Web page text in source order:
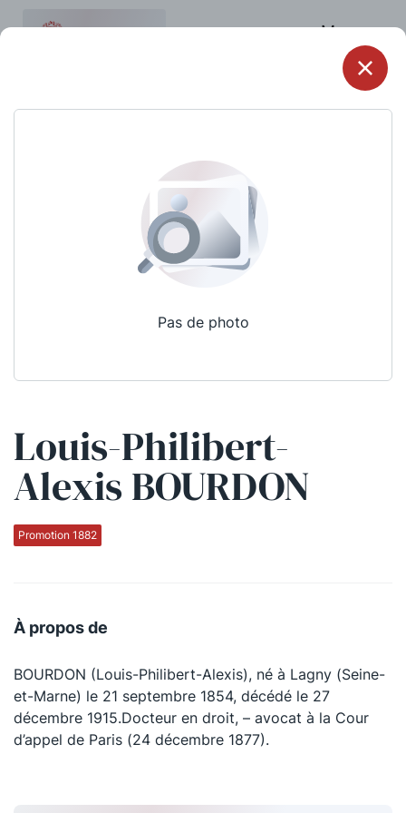
Menu
Pas de photo
Louis-Philibert-
Alexis BOURDON
Promotion 1882
À propos de
BOURDON (Louis-Philibert-Alexis), né à Lagny (Seine-
et-Marne) le 21 septembre 1854, décédé le 27
décembre 1915.Docteur en droit, – avocat à la Cour
d’appel de Paris (24 décembre 1877).
Qui sommes-nous ?
La Conférence
La défense pénale
Le Concours de la Conférence
La Conférence Berryer
La Petite Conférence